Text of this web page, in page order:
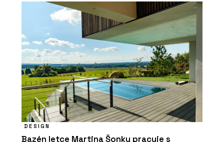
DESIGN
Bazén letce Martina Šonky pracuje s